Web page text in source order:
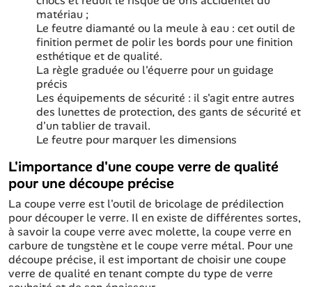
matériau ;
Le feutre diamanté ou la meule à eau : cet outil de
finition permet de polir les bords pour une finition
esthétique et de qualité.
La règle graduée ou l'équerre pour un guidage
précis
Les équipements de sécurité : il s'agit entre autres
des lunettes de protection, des gants de sécurité et
d'un tablier de travail.
Le feutre pour marquer les dimensions
L'importance d'une coupe verre de qualité
pour une découpe précise
La coupe verre est l'outil de bricolage de prédilection
pour découper le verre. Il en existe de différentes sortes,
à savoir la coupe verre avec molette, la coupe verre en
carbure de tungstène et le coupe verre métal. Pour une
découpe précise, il est important de choisir une coupe
verre de qualité en tenant compte du type de verre